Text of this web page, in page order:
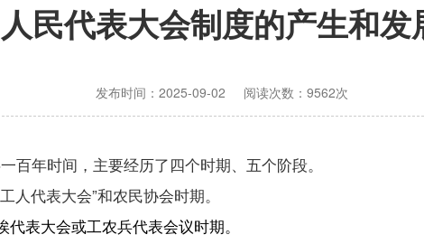
人民代表大会制度的产生和发
发布时间：2025-09-02 阅读次数：9562次
百年时间，主要经历了四个时期、五个阶段。
人代表大会”和农民协会时期。
代表大会或工农兵代表会议时期。